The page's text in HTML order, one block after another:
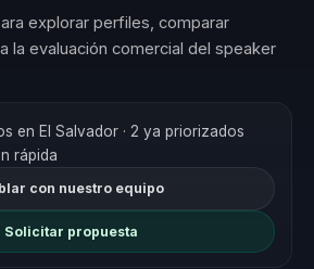
explorar perfiles, comparar
la evaluación comercial del speaker
en El Salvador · 2 ya priorizados
rápida
con nuestro equipo
Solicitar propuesta